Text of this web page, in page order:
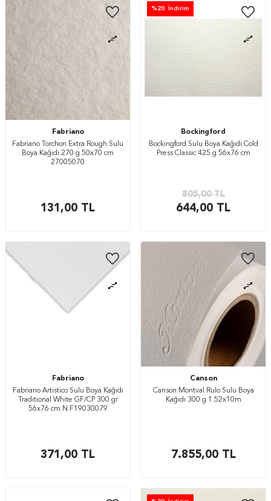
Fabriano
Fabriano Torchon Extra Rough Sulu
Boya Kağıdı 270 g 50x70 cm
27005070
131,00 TL
% 20 İndirim
Bockingford
Bockingford Sulu Boya Kağıdı Cold
Press Classic 425 g 56x76 cm
805,00TL
644,00 TL
Fabriano
Fabriano Artistico Sulu Boya Kağıdı
Tradıtıonal White GF/CP 300 gr
56x76 cm N:F19030079
371,00 TL
Canson
Canson Montval Rulo Sulu Boya
Kağıdı 300 g 1.52x10m
7.855,00TL